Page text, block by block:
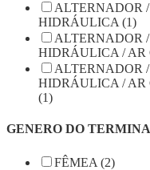
ALTERNADOR
HIDRÁULICA (1)
ALTERNADOR
HIDRÁULICA / AR
ALTERNADOR
HIDRÁULICA / AR
(1)
GENERO DO
FÊMEA (2)